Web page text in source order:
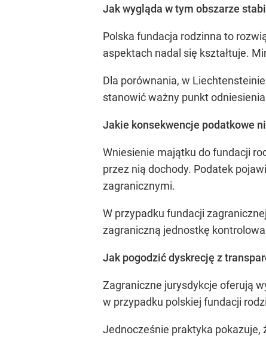
Jak wygląda w tym obszarze
Polska fundacja rodzinna to
aspektach nadal się kształtuje.
Dla porównania, w
stanowić ważny punkt
Jakie konsekwencje podatkowe
Wniesienie majątku do fundacji
przez nią dochody. Podatek
zagranicznymi.
W przypadku fundacji
zagraniczną jednostkę
Jak pogodzić dyskrecję z
Zagraniczne jurysdykcje oferują
w przypadku polskiej fundacji
Jednocześnie praktyka